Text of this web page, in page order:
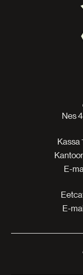
Nes
Kassa
Kantoor
E-
E-